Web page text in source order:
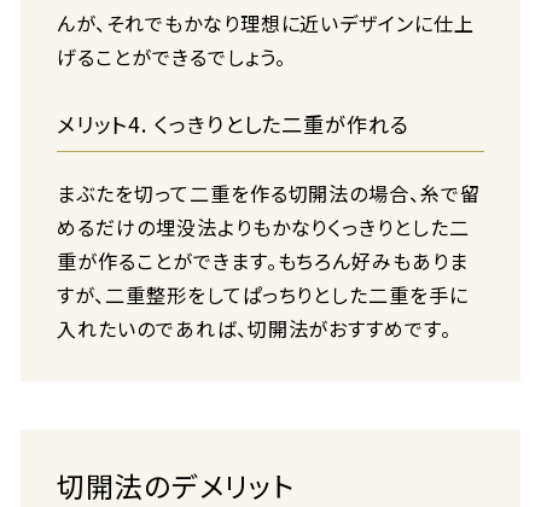
んが、それでもかなり理想に近いデザインに仕上
げることができるでしょう。
メリット4. くっきりとした二重が作れる
まぶたを切って二重を作る切開法の場合、糸で留
めるだけの埋没法よりもかなりくっきりとした二
重が作ることができます。もちろん好みもありま
すが、二重整形をしてぱっちりとした二重を手に
入れたいのであれば、切開法がおすすめです。
切開法のデメリット